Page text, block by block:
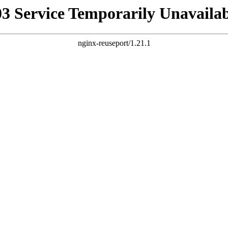
Service Temporarily
nginx-reuseport/1.21.1